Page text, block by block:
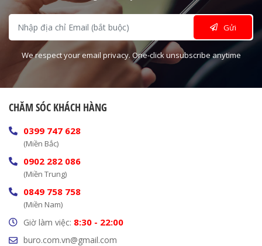
Gửi
We respect your email privacy. One-click unsubscribe anytime
CHĂM SÓC KHÁCH HÀNG
0399 747 628
(Miền Bắc)
0902 282 086
(Miền Trung)
0849 758 758
(Miền Nam)
Giờ làm việc: 8:30 - 22:00
buro.com.vn@gmail.com